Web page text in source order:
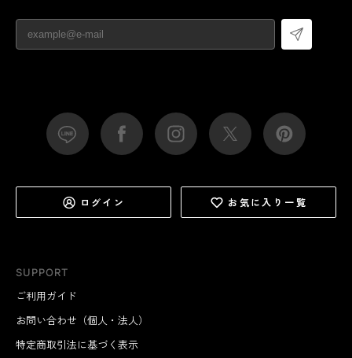
SUPPORT
ご利用ガイド
お問い合わせ（個人・法人）
特定商取引法に基づく表示
ログイン お気に入り一覧